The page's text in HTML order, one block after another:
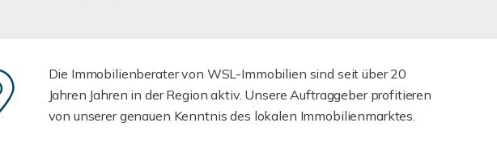
Die Immobilienberater von WSL-Immobilien sind seit über 20
Jahren Jahren in der Region aktiv. Unsere Auftraggeber profitieren
von unserer genauen Kenntnis des lokalen Immobilienmarktes.